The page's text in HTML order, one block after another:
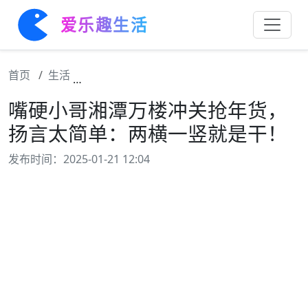
爱乐趣生活
首页 生活
嘴硬小哥湘潭万楼冲关抢年货，
扬言太简单：两横一竖就是干！
发布时间：2025-01-21 12:04